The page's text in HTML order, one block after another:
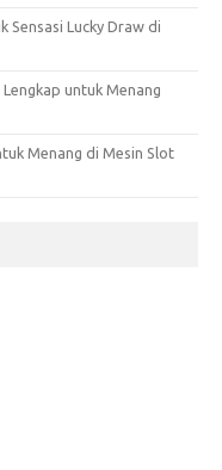
Sensasi Lucky Draw di
untuk Menang
Menang di Mesin Slot